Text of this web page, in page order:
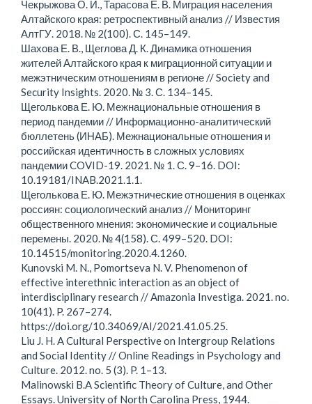
Чекрыжова О. И., Тарасова Е. В. Миграция населения
Алтайского края: ретроспективный анализ // Известия
АлтГУ. 2018. № 2(100). С. 145–149.
Шахова Е. В., Щеглова Д. К. Динамика отношения
жителей Алтайского края к миграционной ситуации и
межэтническим отношениям в регионе // Society and
Security Insights. 2020. № 3. С. 134–145.
Щеголькова Е. Ю. Межнациональные отношения в
период пандемии // Информационно-аналитический
бюллетень (ИНАБ). Межнациональные отношения и
российская идентичность в сложных условиях
пандемии COVID-19. 2021. № 1. С. 9–16. DOI:
10.19181/INAB.2021.1.1.
Щеголькова Е. Ю. Межэтнические отношения в оценках
россиян: социологический анализ // Мониторинг
общественного мнения: экономические и социальные
перемены. 2020. № 4(158). С. 499–520. DOI:
10.14515/monitoring.2020.4.1260.
Kunovski M. N., Pomortseva N. V. Phenomenon of
effective interethnic interaction as an object of
interdisciplinary research // Amazonia Investiga. 2021. no.
10(41). P. 267–274.
https://doi.org/10.34069/AI/2021.41.05.25.
Liu J. H. A Cultural Perspective on Intergroup Relations
and Social Identity // Online Readings in Psychology and
Culture. 2012. no. 5 (3). P. 1–13.
Malinowski B.A Scientific Theory of Culture, and Other
Essays. University of North Carolina Press, 1944.